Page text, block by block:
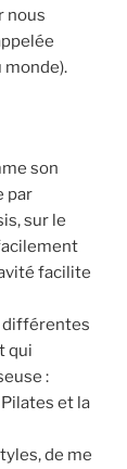
nous
monde).
son
par
sur le
facilite
différentes
qui
:
et la
de me